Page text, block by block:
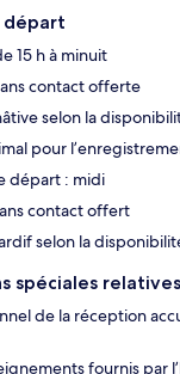
15 h à minuit
contact offerte
selon la
pour
départ : midi
contact offert
selon la
spéciales
de la réception
fournis par